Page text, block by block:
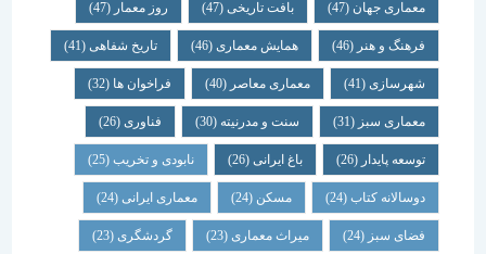
معماری جهان (47) بافت تاریخی(47) روز معمار(47)
فرهنگ و هنر(46) همایش معماری (46) تاریخ شفاهی (41)
شهرسازی(41) معماری معاصر(40) فراخوان ها (32)
معماری سبز(31) سنت و مدرنیته(30) فناوری (26)
توسعه پایدار(26) باغ ایرانی(26) نابودی و تخریب(25)
دوسالانه کتاب(24) مسکن (24) معماری ایرانی(24)
فضای سبز(24) میراث معماری (23) گردشگری (23)